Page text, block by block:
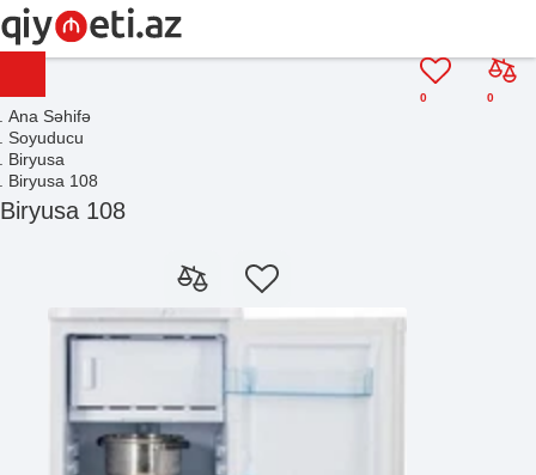
0
0
Ana Səhifə
Soyuducu
Biryusa
Biryusa 108
Biryusa 108